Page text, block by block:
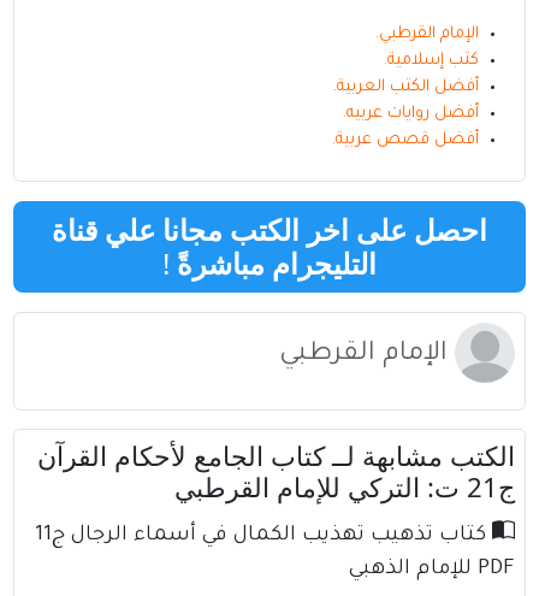
الإمام القرطبي.
كتب إسلامية.
أفضل الكتب العربية.
أفضل روايات عربيه.
أفضل قصص عربية.
احصل على اخر الكتب مجانا علي قناة
التليجرام مباشرةً !
الإمام القرطبي
الكتب مشابهة لــ كتاب الجامع لأحكام القرآن
ج21 ت: التركي للإمام القرطبي
كتاب تذهيب تهذيب الكمال في أسماء الرجال ج11
PDF للإمام الذهبي